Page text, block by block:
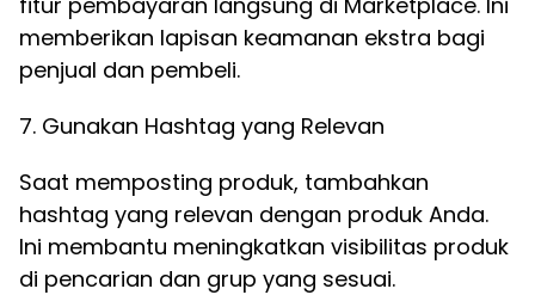
memberikan lapisan keamanan ekstra bagi
penjual dan pembeli.
7. Gunakan Hashtag yang Relevan
Saat memposting produk, tambahkan
hashtag yang relevan dengan produk Anda.
Ini membantu meningkatkan visibilitas produk
di pencarian dan grup yang sesuai.